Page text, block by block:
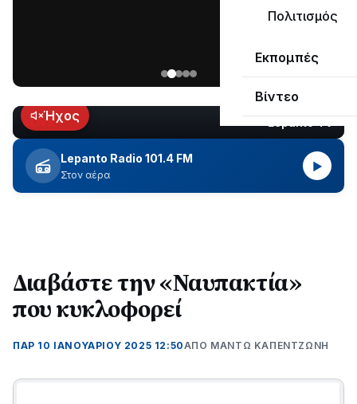
Πολιτισμός
Εκπομπές
Βίντεο
Κωτσανά
για
τα
μεγάλα
έργα
LIVEΉχος
Lepanto Radio 101.4 FM
Στον αέρα
▶
Διαβάστε την «Ναυπακτία»
που κυκλοφορεί
ΠΑΡ 10 ΙΑΝΟΥΑΡΊΟΥ 2025 12:50ΑΠΌ ΜΑΝΤΩ ΚΑΠΕΝΤΖΩΝΗ